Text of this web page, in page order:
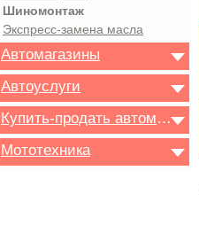
Шиномонтаж
Экспресс-замена масла
Автомагазины
Автоуслуги
Купить-продать автомобиль
Мототехника